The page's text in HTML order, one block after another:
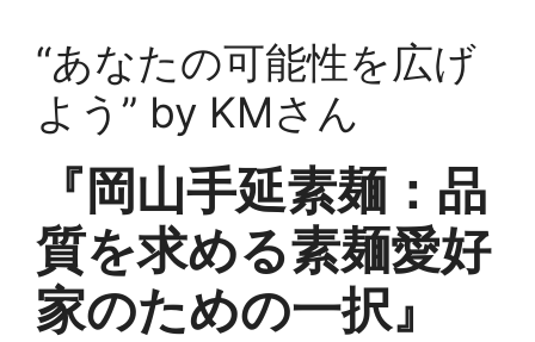
“あなたの可能性を広げ
よう” by KMさん
『岡山手延素麺：品
質を求める素麺愛好
家のための一択』